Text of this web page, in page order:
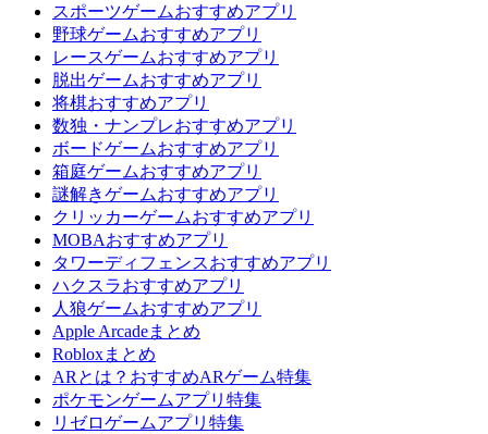
スポーツゲームおすすめアプリ
野球ゲームおすすめアプリ
レースゲームおすすめアプリ
脱出ゲームおすすめアプリ
将棋おすすめアプリ
数独・ナンプレおすすめアプリ
ボードゲームおすすめアプリ
箱庭ゲームおすすめアプリ
謎解きゲームおすすめアプリ
クリッカーゲームおすすめアプリ
MOBAおすすめアプリ
タワーディフェンスおすすめアプリ
ハクスラおすすめアプリ
人狼ゲームおすすめアプリ
Apple Arcadeまとめ
Robloxまとめ
ARとは？おすすめARゲーム特集
ポケモンゲームアプリ特集
リゼロゲームアプリ特集